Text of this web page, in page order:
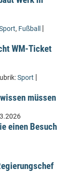
, Fußball |
WM-Ticket
Sport |
müssen
einen Besuch